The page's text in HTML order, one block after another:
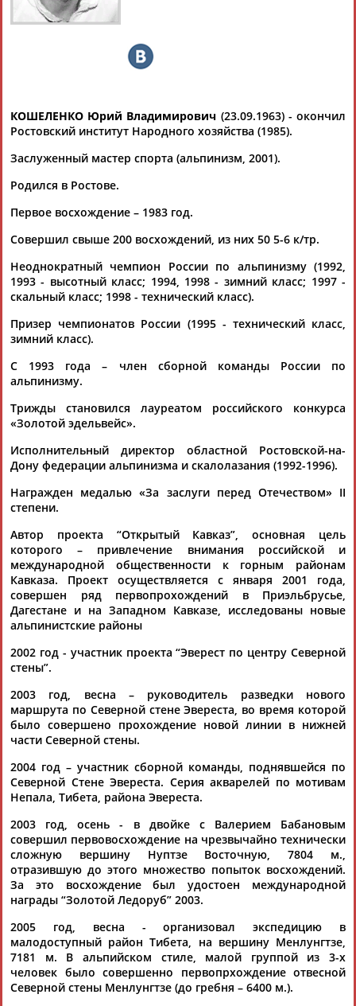
Тамилла
Флюра
АББАТЕ-
БУЛАТОВА
Татьяна
Акжана
Артур
Каримжан
АБДРАХМАНОВ
Аделя
АБДРАХМАНОВА
Андрей
АБДУВАЛИЕВ
Герман
АБДУЛАЕВ
Рамазан
АБДУЛАЕВ
Тагир
АБДУЛАЕВ
Камиль
АБДУЛАЗИЗОВ
Загалав
АБДУЛБЕКОВ
Камалудин
АБДУЛДАУДОВ
Абдула
Магомед
Назир
24 персон из 13181
ЕЩЁ ПЕРСОНЫ
ТАБЛО АКТИВНОСТИ
ЦЕЛИ ПРОЕКТА КОНТАКТЫ НАШИ КНОПКИ РЕКЛАМА
Вопросы сотрудничества и совместной деятельностиinform@infosport.ru
КОШЕЛЕНКО Юрий Владимирович (23.09.1963) - окончил
Ростовский институт Народного хозяйства (1985).
Заслуженный мастер спорта (альпинизм, 2001).
Родился в Ростове.
Первое восхождение – 1983 год.
Совершил свыше 200 восхождений, из них 50 5-6 к/тр.
Неоднократный чемпион России по альпинизму (1992,
1993 - высотный класс; 1994, 1998 - зимний класс; 1997 -
скальный класс; 1998 - технический класс).
Призер чемпионатов России (1995 - технический класс,
зимний класс).
С 1993 года – член сборной команды России по
альпинизму.
Трижды становился лауреатом российского конкурса
«Золотой эдельвейс».
Исполнительный директор областной Ростовской-на-
Дону федерации альпинизма и скалолазания (1992-1996).
Награжден медалью «За заслуги перед Отечеством» II
степени.
Автор проекта “Открытый Кавказ”, основная цель
которого – привлечение внимания российской и
международной общественности к горным районам
Кавказа. Проект осуществляется с января 2001 года,
совершен ряд первопрохождений в Приэльбрусье,
Дагестане и на Западном Кавказе, исследованы новые
альпинистские районы
2002 год - участник проекта “Эверест по центру Северной
стены”.
2003 год, весна – руководитель разведки нового
маршрута по Северной стене Эвереста, во время которой
было совершено прохождение новой линии в нижней
части Северной стены.
2004 год – участник сборной команды, поднявшейся по
Северной Стене Эвереста. Серия акварелей по мотивам
Непала, Тибета, района Эвереста.
2003 год, осень - в двойке с Валерием Бабановым
совершил первовосхождение на чрезвычайно технически
сложную вершину Нуптзе Восточную, 7804 м.,
отразившую до этого множество попыток восхождений.
За это восхождение был удостоен международной
награды “Золотой Ледоруб” 2003.
2005 год, весна - организовал экспедицию в
малодоступный район Тибета, на вершину Менлунгтзе,
7181 м. В альпийском стиле, малой группой из 3-х
человек было совершенно первопрхождение отвесной
Северной стены Менлунгтзе (до гребня – 6400 м.).